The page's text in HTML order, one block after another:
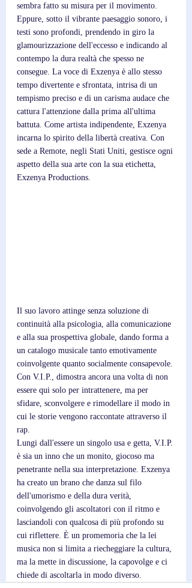
sembra fatto su misura per il movimento.
Eppure, sotto il vibrante paesaggio sonoro, i
testi sono profondi, prendendo in giro la
glamourizzazione dell'eccesso e indicando al
contempo la dura realtà che spesso ne
consegue. La voce di Exzenya è allo stesso
tempo divertente e sfrontata, intrisa di un
tempismo preciso e di un carisma audace che
cattura l'attenzione dalla prima all'ultima
battuta. Come artista indipendente, Exzenya
incarna lo spirito della libertà creativa. Con
sede a Remote, negli Stati Uniti, gestisce ogni
aspetto della sua arte con la sua etichetta,
Exzenya Productions.
Il suo lavoro attinge senza soluzione di
continuità alla psicologia, alla comunicazione
e alla sua prospettiva globale, dando forma a
un catalogo musicale tanto emotivamente
coinvolgente quanto socialmente consapevole.
Con V.I.P., dimostra ancora una volta di non
essere qui solo per intrattenere, ma per
sfidare, sconvolgere e rimodellare il modo in
cui le storie vengono raccontate attraverso il
rap.
Lungi dall'essere un singolo usa e getta, V.I.P.
è sia un inno che un monito, giocoso ma
penetrante nella sua interpretazione. Exzenya
ha creato un brano che danza sul filo
dell'umorismo e della dura verità,
coinvolgendo gli ascoltatori con il ritmo e
lasciandoli con qualcosa di più profondo su
cui riflettere. È un promemoria che la lei
musica non si limita a riecheggiare la cultura,
ma la mette in discussione, la capovolge e ci
chiede di ascoltarla in modo diverso.